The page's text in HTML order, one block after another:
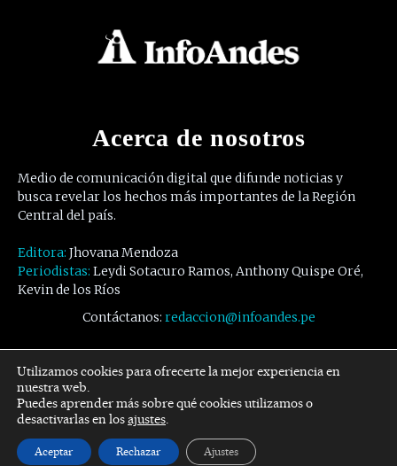
Acerca de nosotros
Medio de comunicación digital que difunde noticias y
busca revelar los hechos más importantes de la Región
Central del país.
Editora: Jhovana Mendoza
Periodistas: Leydi Sotacuro Ramos, Anthony Quispe Oré,
Kevin de los Ríos
Contáctanos: redaccion@infoandes.pe
Síguenos
Facebook Twitter Youtube
Utilizamos cookies para ofrecerte la mejor experiencia en
nuestra web.
Puedes aprender más sobre qué cookies utilizamos o
desactivarlas en losajustes.
Aceptar Rechazar Ajustes